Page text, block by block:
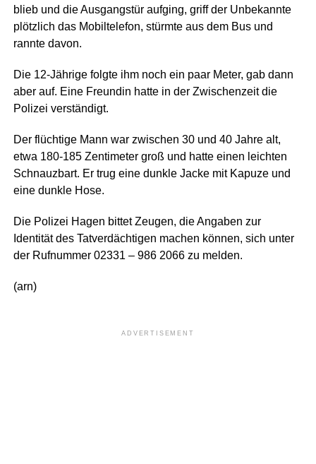
blieb und die Ausgangstür aufging, griff der Unbekannte
plötzlich das Mobiltelefon, stürmte aus dem Bus und
rannte davon.
Die 12-Jährige folgte ihm noch ein paar Meter, gab dann
aber auf. Eine Freundin hatte in der Zwischenzeit die
Polizei verständigt.
Der flüchtige Mann war zwischen 30 und 40 Jahre alt,
etwa 180-185 Zentimeter groß und hatte einen leichten
Schnauzbart. Er trug eine dunkle Jacke mit Kapuze und
eine dunkle Hose.
Die Polizei Hagen bittet Zeugen, die Angaben zur
Identität des Tatverdächtigen machen können, sich unter
der Rufnummer 02331 – 986 2066 zu melden.
(arn)
ADVERTISEMENT